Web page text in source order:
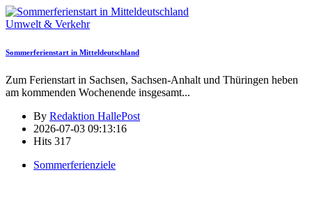
Umwelt & Verkehr
Sommerferienstart in Mitteldeutschland
Zum Ferienstart in Sachsen, Sachsen-Anhalt und Thüringen heben
am kommenden Wochenende insgesamt...
By Redaktion HallePost
2026-07-03 09:13:16
Hits 317
Sommerferienziele